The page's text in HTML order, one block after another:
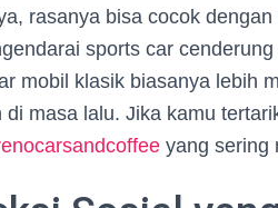
rasanya bisa cocok
sports car
mobil klasik biasanya lebih
di masa lalu. Jika kamu
yang sering